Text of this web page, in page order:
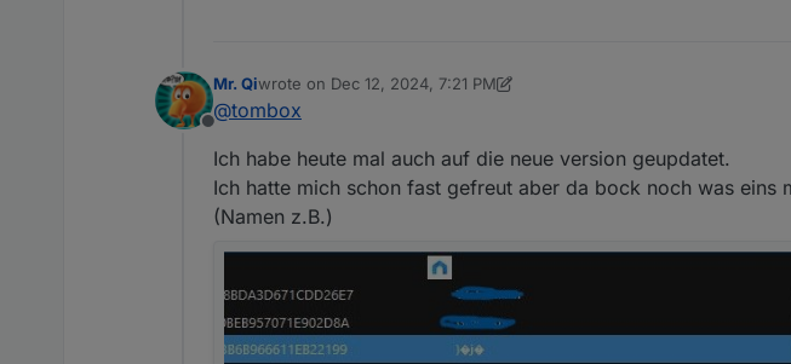
Offline
Mr. Qiwrote on Dec 12, 2024, 7:21 PM
last edited by Mr. QiDec 12, 2024, 8:28 PM
@tombox
Ich habe heute mal auch auf die neue version geupdatet.
Ich hatte mich schon fast gefreut aber da bock noch was eins
(Namen z.B.)